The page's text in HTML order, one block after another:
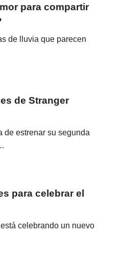
para compartir
de lluvia que parecen
de Stranger
de estrenar su segunda
para celebrar el
celebrando un nuevo